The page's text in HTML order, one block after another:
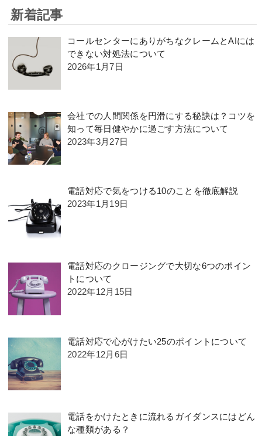
新着記事
コールセンターにありがちなクレームとAIには
できない対処法について
2026年1月7日
会社での人間関係を円滑にする秘訣は？コツを
知って毎日健やかに過ごす方法について
2023年3月27日
電話対応で気をつける10のことを徹底解説
2023年1月19日
電話対応のクロージングで大切な6つのポイン
トについて
2022年12月15日
電話対応で心がけたい25のポイントについて
2022年12月6日
電話をかけたときに流れるガイダンスにはどん
な種類がある？